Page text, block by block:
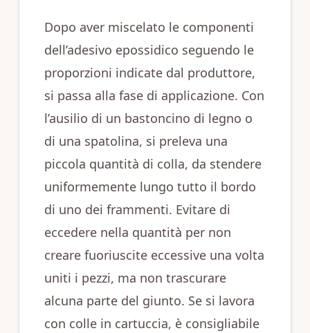
Dopo aver miscelato le componenti
dell’adesivo epossidico seguendo le
proporzioni indicate dal produttore,
si passa alla fase di applicazione. Con
l’ausilio di un bastoncino di legno o
di una spatolina, si preleva una
piccola quantità di colla, da stendere
uniformemente lungo tutto il bordo
di uno dei frammenti. Evitare di
eccedere nella quantità per non
creare fuoriuscite eccessive una volta
uniti i pezzi, ma non trascurare
alcuna parte del giunto. Se si lavora
con colle in cartuccia, è consigliabile